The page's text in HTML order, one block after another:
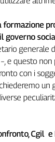
governo
generale
e questo non
con i
un
Cgil